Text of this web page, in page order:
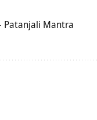
Patanjali Mantra